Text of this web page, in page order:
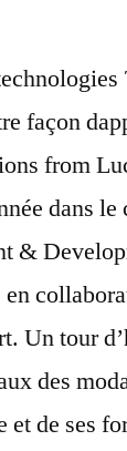
façon
from
dans le
&
Un tour
des
et de ses